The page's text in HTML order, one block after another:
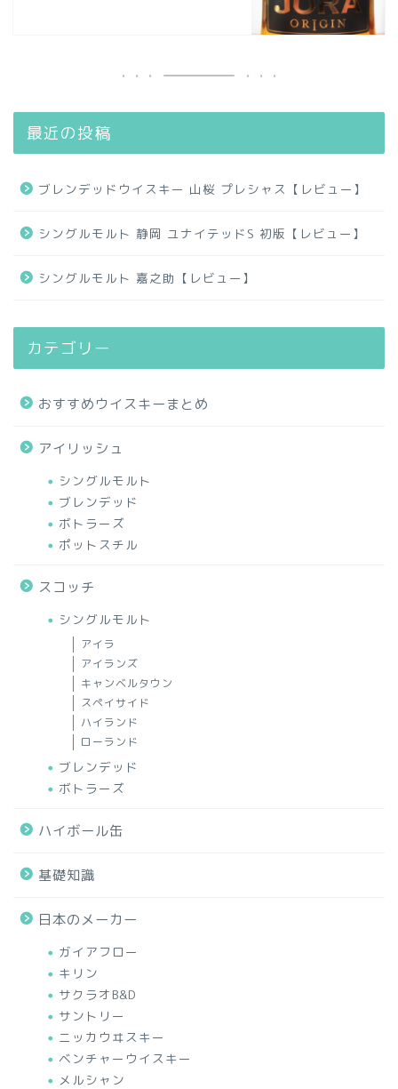
最近の投稿
ブレンデッドウイスキー 山桜 プレシャス【レビュー】
シングルモルト 静岡 ユナイテッドS 初版【レビュー】
シングルモルト 嘉之助【レビュー】
カテゴリー
おすすめウイスキーまとめ
アイリッシュ
シングルモルト
ブレンデッド
ボトラーズ
ポットスチル
スコッチ
シングルモルト
アイラ
アイランズ
キャンベルタウン
スペイサイド
ハイランド
ローランド
ブレンデッド
ボトラーズ
ハイボール缶
基礎知識
日本のメーカー
ガイアフロー
キリン
サクラオB&D
サントリー
ニッカウヰスキー
ベンチャーウイスキー
メルシャン